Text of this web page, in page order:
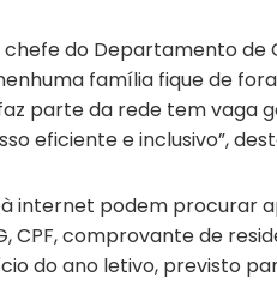
chefe do Departamento
família fique de
parte da rede tem vaga
eficiente e inclusivo”,
podem procurar
CPF, comprovante de
do ano letivo, previsto